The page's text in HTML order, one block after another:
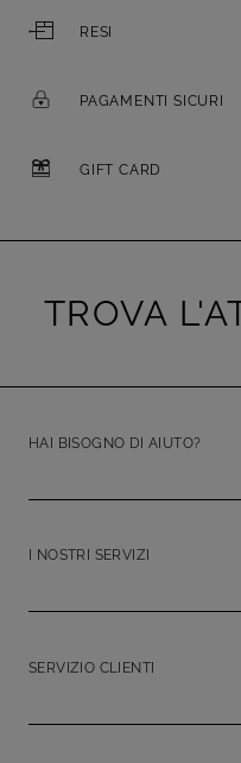
RESI
PAGAMENTI SICURI
GIFT CARD
TROVA
HAI BISOGNO DI AIUTO?
I NOSTRI SERVIZI
SERVIZIO CLIENTI